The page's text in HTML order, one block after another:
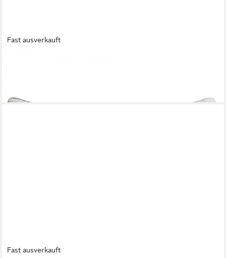
Fast ausverkauft
Fast ausverkauft